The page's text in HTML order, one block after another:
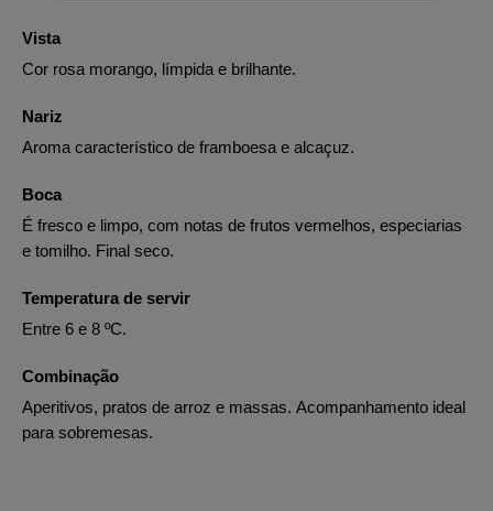
Vista
Cor rosa morango, límpida e brilhante.
Nariz
Aroma característico de framboesa e alcaçuz.
Boca
É fresco e limpo, com notas de frutos vermelhos, especiarias
e tomilho. Final seco.
Temperatura de servir
Entre 6 e 8 ºC.
Combinação
Aperitivos, pratos de arroz e massas. Acompanhamento ideal
para sobremesas.